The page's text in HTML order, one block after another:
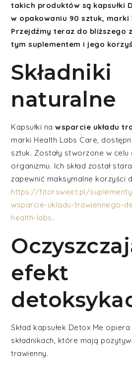
takich produktów są kapsułki
w opakowaniu 90 sztuk, marki
Przejdźmy teraz do bliższego
tym suplementem i jego
Składniki
naturalne
Kapsułki nawsparcie układu
marki Health Labs Care,
sztuk. Zostały stworzone w celu
organizmu. Ich skład został
zapewnić maksymalne korzyści
https://fitorsweet.pl/
wsparcie-ukladu-trawiennego-
health-labs.
efekt
Skład kapsułek Detox Me
składnikach, które mają
trawienny.